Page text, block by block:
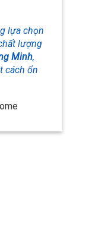
lựa chọn
lượng
Minh,
cách ổn